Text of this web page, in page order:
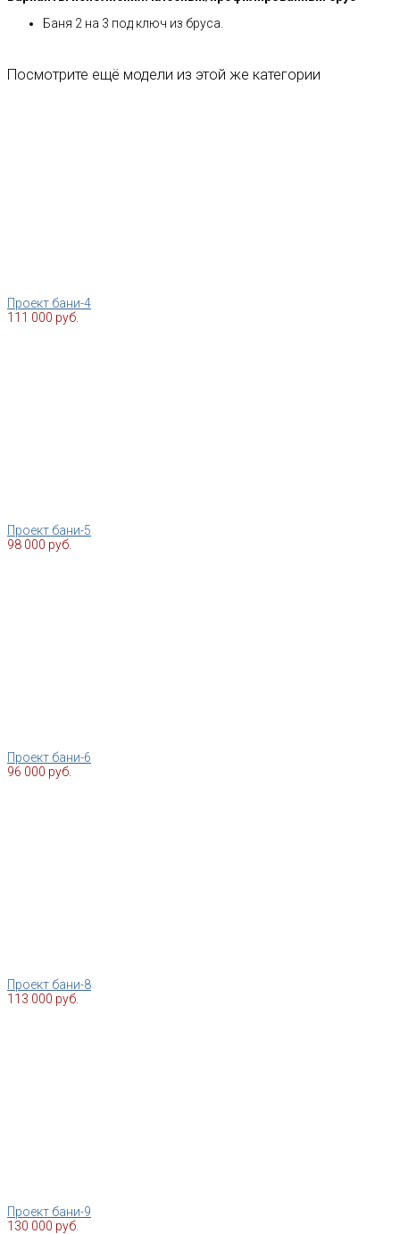
Баня 2 на 3 под ключ из бруса.
Посмотрите ещё модели из этой же категории
Проект бани-4
111 000 руб.
Проект бани-5
98 000 руб.
Проект бани-6
96 000 руб.
Проект бани-8
113 000 руб.
Проект бани-9
130 000 руб.